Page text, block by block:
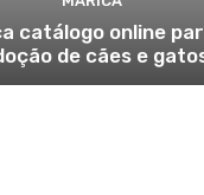
catálogo online
de cães e